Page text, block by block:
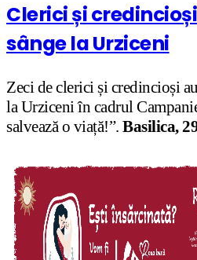
Clerici și
sânge la Urziceni
Zeci de clerici și credincioși
la Urziceni în cadrul
salvează o viață!”. Basilica,